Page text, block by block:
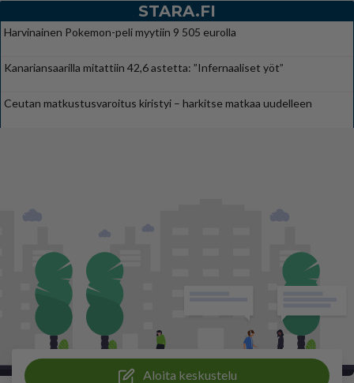
STARA.FI
Harvinainen Pokemon-peli myytiin 9 505 eurolla
Kanariansaarilla mitattiin 42,6 astetta: ”Infernaaliset yöt”
Ceutan matkustusvaroitus kiristyi – harkitse matkaa uudelleen
Aloita keskustelu